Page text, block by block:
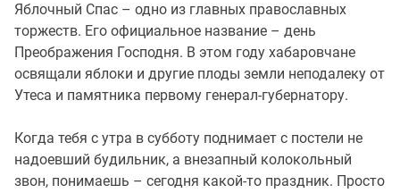
Яблочный Спас – одно из главных православных
торжеств. Его официальное название – день
Преображения Господня. В этом году хабаровчане
освящали яблоки и другие плоды земли неподалеку от
Утеса и памятника первому генерал-губернатору.
Когда тебя с утра в субботу поднимает с постели не
надоевший будильник, а внезапный колокольный
звон, понимаешь – сегодня какой-то праздник. Просто